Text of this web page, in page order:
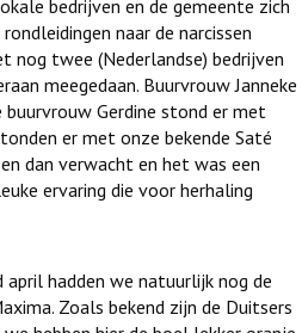
bedrijven en de gemeente zich
naar de narcissen
nog twee (Nederlandse) bedrijven
meegedaan. Buurvrouw Janneke
Gerdine stond er met
er met onze bekende Saté
dan verwacht en het was een
ervaring die voor herhaling
hadden we natuurlijk nog de
Zoals bekend zijn de Duitsers